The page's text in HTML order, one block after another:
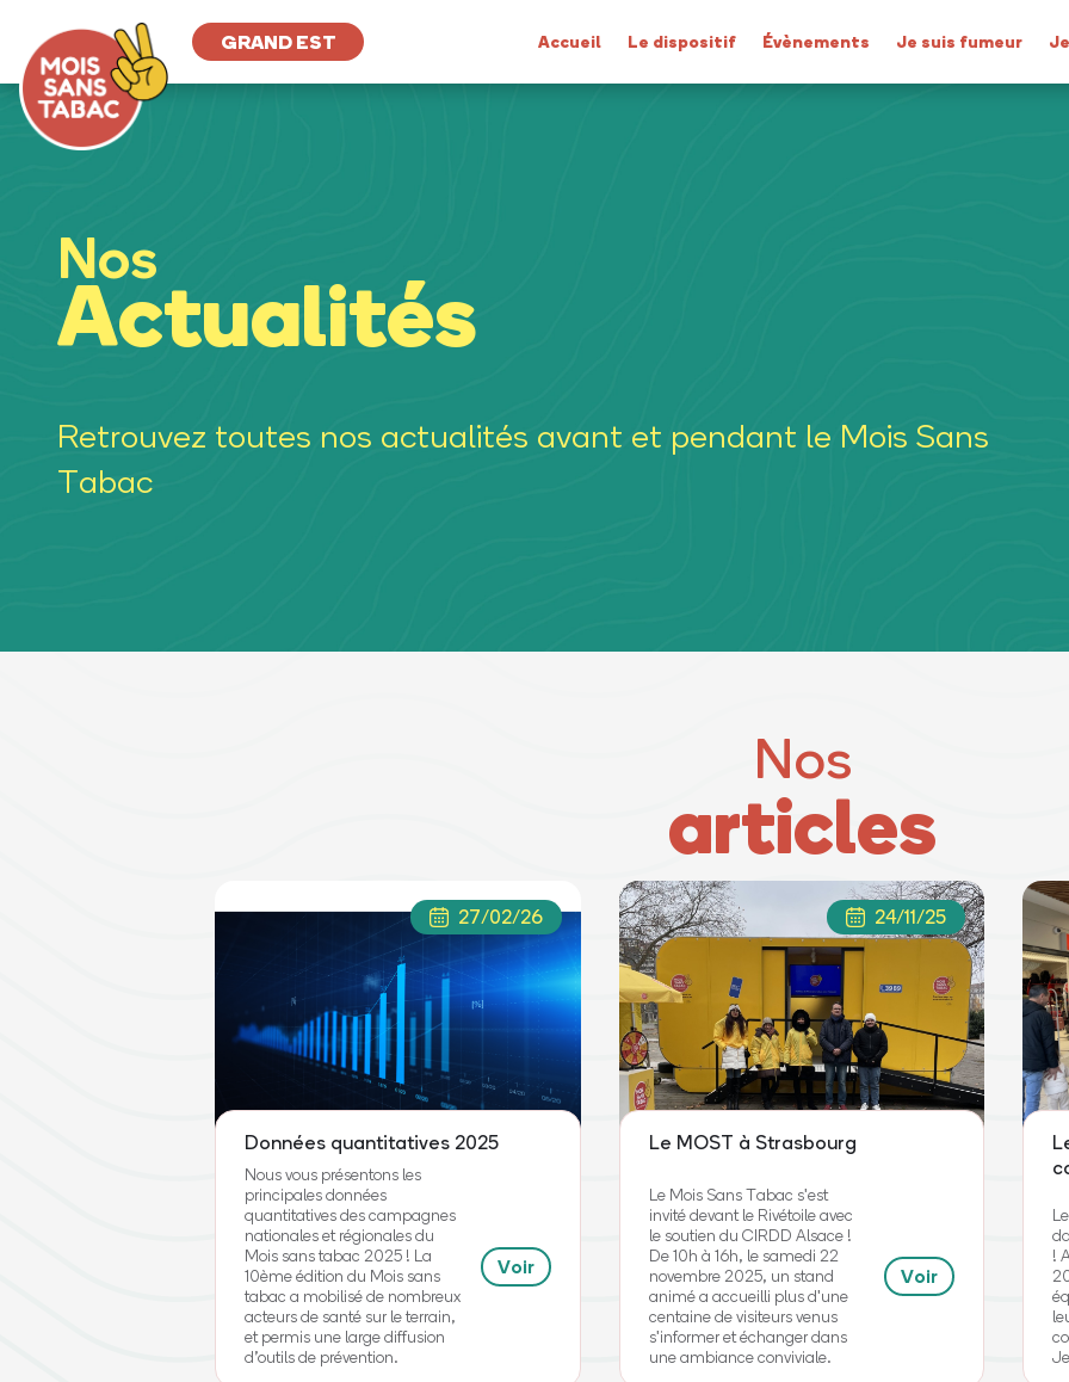
GRAND EST Accueil Le dispositif Évènements Je suis fumeur
Nos
Actualités
Retrouvez toutes nos actualités avant et pendant le Mois Sans
Tabac
Nos
articles
27/02/26
Données quantitatives 2025
Nous vous présentons les
principales données
quantitatives des campagnes
nationales et régionales du
Mois sans tabac 2025 ! La
10ème édition du Mois sans
tabac a mobilisé de nombreux
acteurs de santé sur le terrain,
et permis une large diffusion
d’outils de prévention.
Voir
24/11/25
Le MOST à Strasbourg
Le Mois Sans Tabac s'est
invité devant le Rivétoile avec
le soutien du CIRDD Alsace !
De 10h à 16h, le samedi 22
novembre 2025, un stand
animé a accueilli plus d'une
centaine de visiteurs venus
s'informer et échanger dans
une ambiance conviviale.
Voir
!